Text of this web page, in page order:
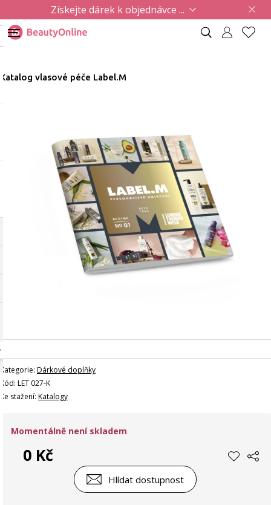
Získejte dárek k objednávce ...
Katalog vlasové péče Label.M
Kategorie: Dárkové doplňky
Kód: LET 027-K
Ke stažení: Katalogy
Momentálně není skladem
0 Kč
Hlídat dostupnost